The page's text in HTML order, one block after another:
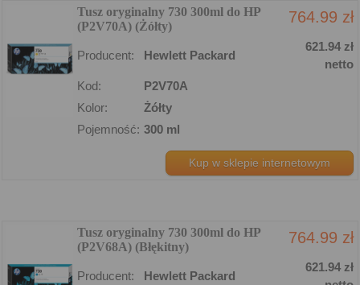
Tusz oryginalny 730 300ml do HP
(P2V70A) (Żółty)
764.99 zł
Producent: Hewlett Packard
621.94 zł
netto
Kod:
P2V70A
Kolor:
Żółty
Pojemność: 300 ml
Kup w sklepie internetowym
Tusz oryginalny 730 300ml do HP
(P2V68A) (Błękitny)
764.99 zł
Producent: Hewlett Packard
621.94 zł